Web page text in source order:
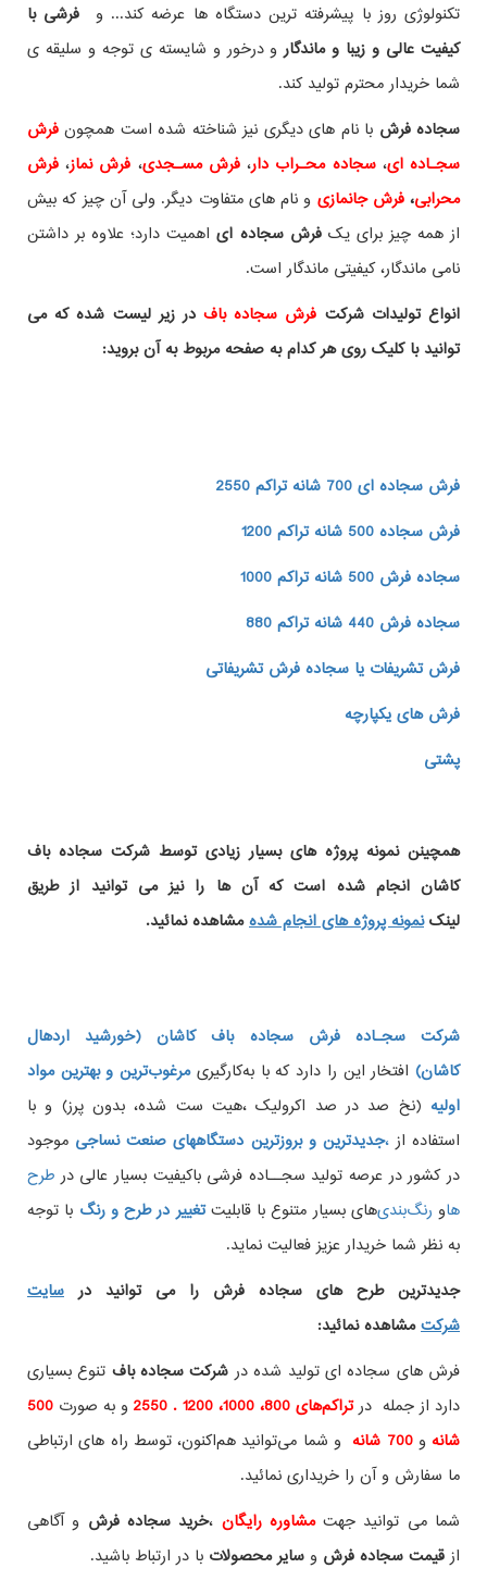
تکنولوژی روز با پیشرفته ترین دستگاه ها عرضه کند... و فرشی با
کیفیت عالی و زیبا و ماندگارو درخور و شایسته ی توجه و سلیقه ی
شما خریدار محترم تولید کند.
سجاده فرش با نام های دیگری نیز شناخته شده است همچونفرش
سجـاده ای، سجاده محـراب دار،فرش مسـجدی، فرش نماز، فرش
محرابی، فرش جانمازی و نام های متفاوت دیگر. ولی آن چیز که بیش
از همه چیز برای یکفرش سجاده ایاهمیت دارد؛ علاوه بر داشتن
نامی ماندگار، کیفیتی ماندگار است.
انواع تولیدات شرکت فرش سجاده بافدر زیر لیست شده که می
توانید با کلیک روی هر کدام به صفحه مربوط به آن بروید:
فرش سجاده ای 700 شانه تراکم 2550
فرش سجاده 500 شانه تراکم 1200
سجاده فرش 500 شانه تراکم 1000
سجاده فرش 440 شانه تراکم 880
فرش تشریفات یا سجاده فرش تشریفاتی
فرش های یکپارچه
پشتی
همچینننمونه پروژه های بسیار زیادی توسط شرکت سجاده باف
کاشان انجام شده است که آن ها را نیز می توانید از طریق
لینکنمونه پروژه های انجام شدهمشاهده نمائید.
شرکت سجـاده فرش سجاده باف کاشان (خورشید اردهال
کاشان) افتخار این را دارد که با به‌کارگیریمرغوب‌ترین و بهترین مواد
اولیه (نخ صد در صد اکرولیک ،هیت ست شده، بدون پرز) و با
استفاده ازجدیدترین و بروزترین دستگاههای صنعت نساجی،
موجود
در کشور در عرصه تولید سجــاده فرشی باکیفیت بسیار عالی درطرح
هاو های بسیار متنوع با قابلیتتغییر در طرح و رنگ با توجه
به نظر شما خریدار عزیز فعالیت نماید.
جدیدترین طرح های سجاده فرش را می توانید در سایت
شرکتمشاهده نمائید:
فرش های سجاده ای تولید شده درشرکت سجاده باف تنوع بسیاری
دارد از جمله درتراکم‌های 800، 1000، 1200 . 2550 و به صورت 500
شانه و700 شانه
و شما می‌توانید هم‌اکنون، توسط راه های ارتباطی
ما سفارش و آن را خریداری نمائید.
شما می توانید جهت مشاوره رایگان ،خرید سجاده فرش و آگاهی
ازقیمت سجاده فرش وسایر محصولات با در ارتباط باشید.